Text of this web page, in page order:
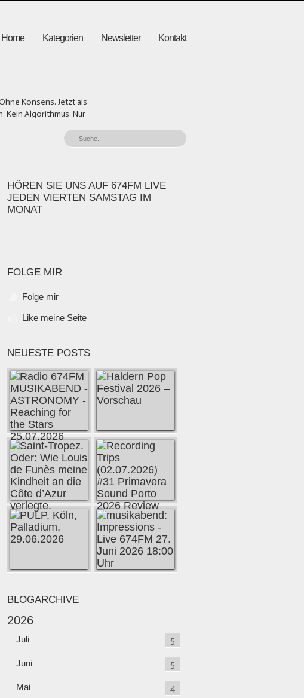
Home Kategorien Newsletter Kontakt
Konsens. Jetzt als
Kein Algorithmus. Nur
HÖREN SIE UNS AUF 674FM LIVE
JEDEN VIERTEN SAMSTAG IM
MONAT
FOLGE MIR
Folge mir
Like meine Seite
NEUESTE POSTS
BLOGARCHIVE
2026
Juli 5
Juni 5
Mai 4